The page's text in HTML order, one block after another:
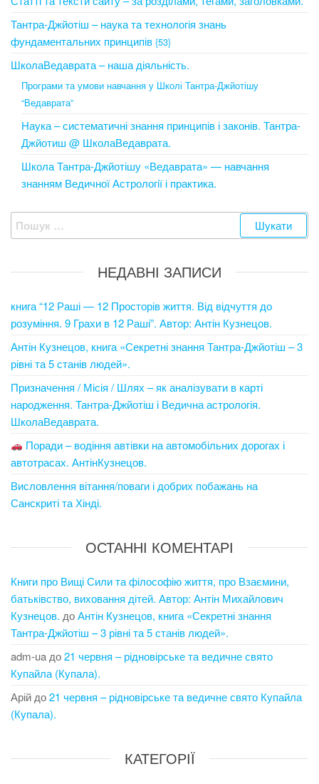
Тантра-Джйотіш – наука та технологія знань
фундаментальних принципів {53}
ШколаВедаврата – наша діяльність.
Програми та умови навчання у Школі Тантра-Джйотішу
“Ведаврата”
Наука – систематичні знання принципів і законів. Тантра-
Джйотиш @ ШколаВедаврата.
Школа Тантра-Джйотішу «Ведаврата» — навчання
знанням Ведичної Астрології і практика.
Пошук:
НЕДАВНІ ЗАПИСИ
книга “12 Раші — 12 Просторів життя. Від відчуття до
розуміння. 9 Грахи в 12 Раші”. Автор: Антін Кузнецов.
Антін Кузнецов, книга «Секретні знання Тантра-Джйотіш – 3
рівні та 5 станів людей».
Призначення / Місія / Шлях – як аналізувати в карті
народження. Тантра-Джйотіш і Ведична астрологія.
ШколаВедаврата.
Поради – водіння автівки на автомобільних дорогах і
автотрасах. АнтінКузнецов.
Висловлення вітання/поваги і добрих побажань на
Санскриті та Хінді.
ОСТАННІ КОМЕНТАРІ
Книги про Вищі Сили та філософію життя, про Взаємини,
батьківство, виховання дітей. Автор: Антін Михайлович
Кузнецов. доАнтін Кузнецов, книга «Секретні знання
Тантра-Джйотіш – 3 рівні та 5 станів людей».
adm-ua до21 червня – рідновірське та ведичне свято
Купайла (Купала).
Арій до21 червня – рідновірське та ведичне свято Купайла
(Купала).
КАТЕГОРІЇ